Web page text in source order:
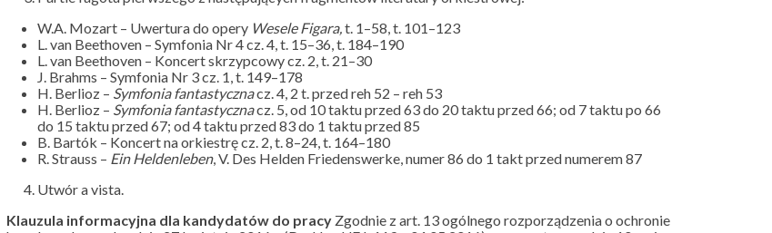
W.A. Mozart – Uwertura do opery Wesele Figara,t. 1–58, t. 101–123
L. van Beethoven – Symfonia Nr 4 cz. 4, t. 15–36, t. 184–190
L. van Beethoven – Koncert skrzypcowy cz. 2, t. 21–30
J. Brahms – Symfonia Nr 3 cz. 1, t. 149–178
H. Berlioz – Symfonia fantastycznacz. 4, 2 t. przed reh 52 – reh 53
H. Berlioz – Symfonia fantastycznacz. 5, od 10 taktu przed 63 do 20 taktu przed 66; od 7 taktu po 66
do 15 taktu przed 67; od 4 taktu przed 83 do 1 taktu przed 85
B. Bartók – Koncert na orkiestrę cz. 2, t. 8–24, t. 164–180
R. Strauss – Ein Heldenleben, V. Des Helden Friedenswerke, numer 86 do 1 takt przed numerem 87
Utwór a vista.
Klauzula informacyjna dla kandydatów do pracy Zgodnie z art. 13 ogólnego rozporządzenia o ochronie